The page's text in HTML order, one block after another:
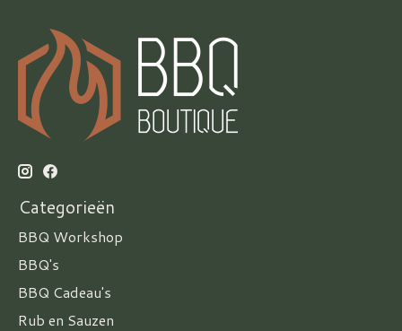
Categorieën
BBQ Workshop
BBQ's
BBQ Cadeau's
Rub en Sauzen